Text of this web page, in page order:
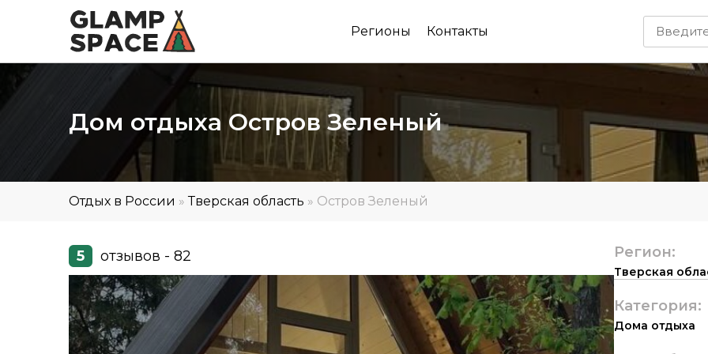
Регионы Контакты
Дом отдыха Остров Зеленый
Отдых в России »Тверская область » Остров Зеленый
5 отзывов - 82 Регион:
Тверская
Категория:
Дома отдыха